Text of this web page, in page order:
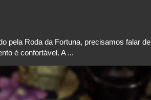
pela Roda da Fortuna, precisamos falar de
é confortável. A ...